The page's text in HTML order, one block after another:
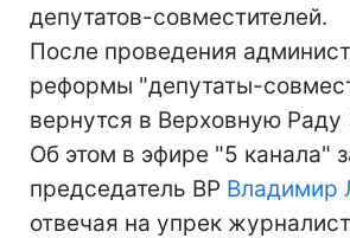
депутатов-совместителей.
После проведения
реформы "депутаты-
вернутся в Верховную
Об этом в эфире "5 канала"
председатель ВР Владимир
отвечая на упрек